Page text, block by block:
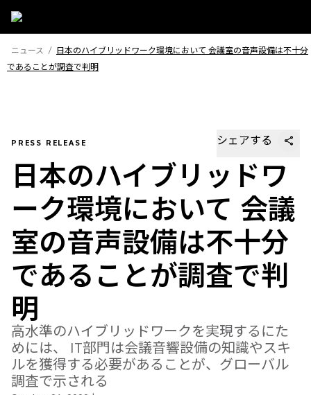
ニュース / 日本のハイブリッドワーク環境において 会議室の音声設備は不十分
であることが調査で判明
PRESS RELEASE シェアする
日本のハイブリッドワ
ーク環境において 会議
室の音声設備は不十分
であることが調査で判
明
高水準のハイブリッドワークを実現するにた
めには、 IT部門は会議音響設備の知識やスキ
ルを獲得する必要があることが、グローバル
調査で示される